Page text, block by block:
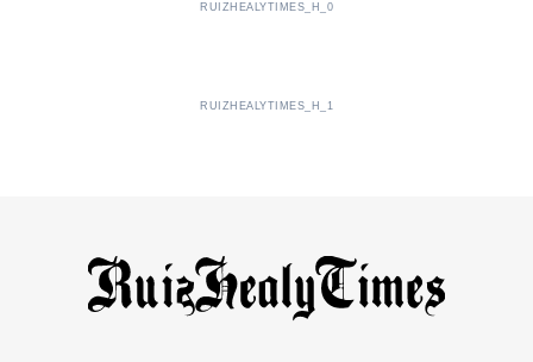
RUIZHEALYTIMES_H_0
RUIZHEALYTIMES_H_1